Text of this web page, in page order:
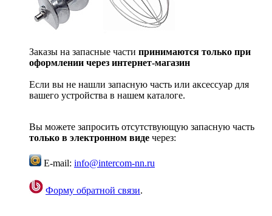
Заказы на запасные части принимаются только при
оформлении через интернет-магазин
Если вы не нашли запасную часть или аксессуар для
вашего устройства в нашем каталоге.
Вы можете запросить отсутствующую запасную часть
только в электронном виде через:
E-mail: info@intercom-nn.ru
Форму обратной связи.